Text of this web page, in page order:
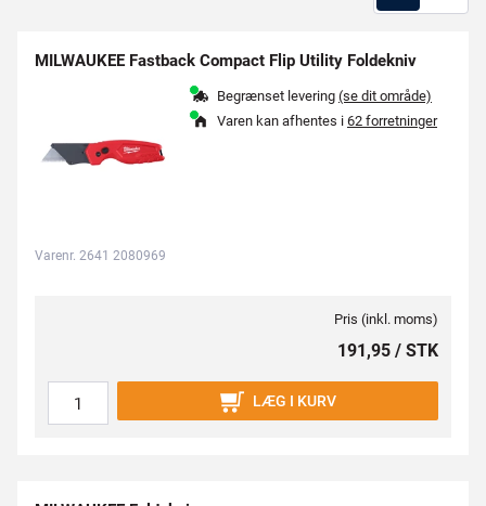
MILWAUKEE Fastback Compact Flip Utility Foldekniv
Begrænset levering (se dit område)
Varen kan afhentes i 62 forretninger
Varenr. 2641 2080969
Pris (inkl. moms)
191,95 / STK
LÆG I KURV